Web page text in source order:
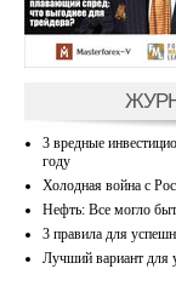
3 вредные
году
Холодная война с
Нефть: Все могло
3 правила для
Лучший вариант для